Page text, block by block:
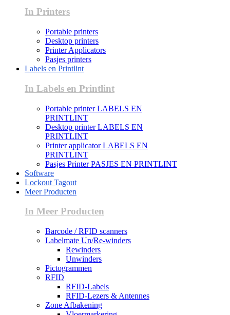
In Printers
Portable printers
Desktop printers
Printer Applicators
Pasjes printers
Labels en Printlint
In Labels en Printlint
Portable printer LABELS EN
PRINTLINT
Desktop printer LABELS EN
PRINTLINT
Printer applicator LABELS EN
PRINTLINT
Pasjes Printer PASJES EN PRINTLINT
Software
Lockout Tagout
Meer Producten
In Meer Producten
Barcode / RFID scanners
Labelmate Un/Re-winders
Rewinders
Unwinders
Pictogrammen
RFID
RFID-Labels
RFID-Lezers & Antennes
Zone Afbakening